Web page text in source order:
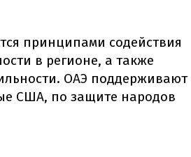
принципами содействия
в регионе, а также
ОАЭ поддерживают
США, по защите народов